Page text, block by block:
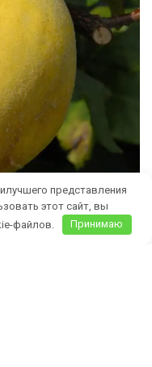
саженцев
представления
этот сайт, вы
файлов.
Принимаю